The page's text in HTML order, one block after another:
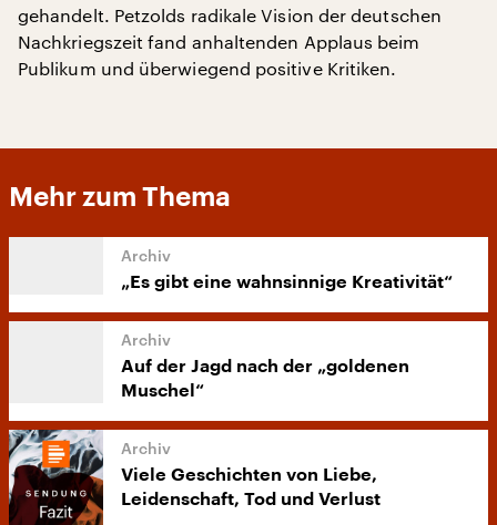
gehandelt. Petzolds radikale Vision der deutschen
Nachkriegszeit fand anhaltenden Applaus beim
Publikum und überwiegend positive Kritiken.
Mehr zum Thema
„Es gibt eine wahnsinnige Kreativität“
Auf der Jagd nach der „goldenen
Muschel“
Viele Geschichten von Liebe,
Leidenschaft, Tod und Verlust